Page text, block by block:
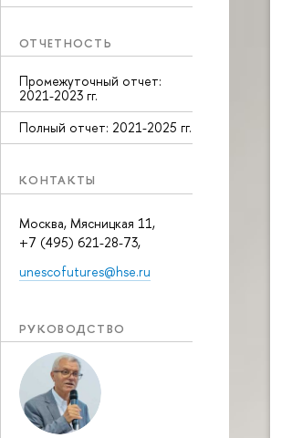
ОТЧЕТНОСТЬ
Промежуточный отчет:
2021-2023 гг.
Полный отчет: 2021-2025 гг.
КОНТАКТЫ
Москва, Мясницкая 11,
+7 (495) 621-28-73,
unescofutures@hse.ru
РУКОВОДСТВО